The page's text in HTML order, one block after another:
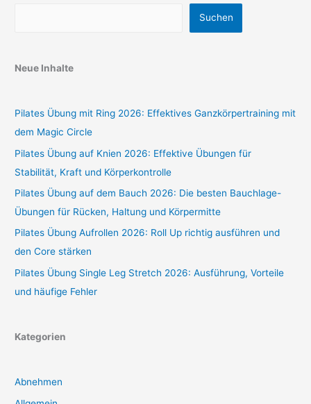
Suchen
Neue Inhalte
Pilates Übung mit Ring 2026: Effektives Ganzkörpertraining mit
dem Magic Circle
Pilates Übung auf Knien 2026: Effektive Übungen für
Stabilität, Kraft und Körperkontrolle
Pilates Übung auf dem Bauch 2026: Die besten Bauchlage-
Übungen für Rücken, Haltung und Körpermitte
Pilates Übung Aufrollen 2026: Roll Up richtig ausführen und
den Core stärken
Pilates Übung Single Leg Stretch 2026: Ausführung, Vorteile
und häufige Fehler
Kategorien
Abnehmen